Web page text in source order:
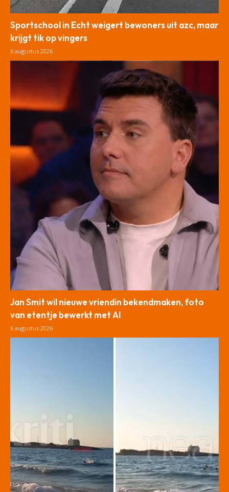
Sportschool in Echt weigert bewoners uit azc, maar
krijgt tik op vingers
6 augustus 2026
Jan Smit wil nieuwe vriendin bekendmaken, foto
van etentje bewerkt met AI
6 augustus 2026